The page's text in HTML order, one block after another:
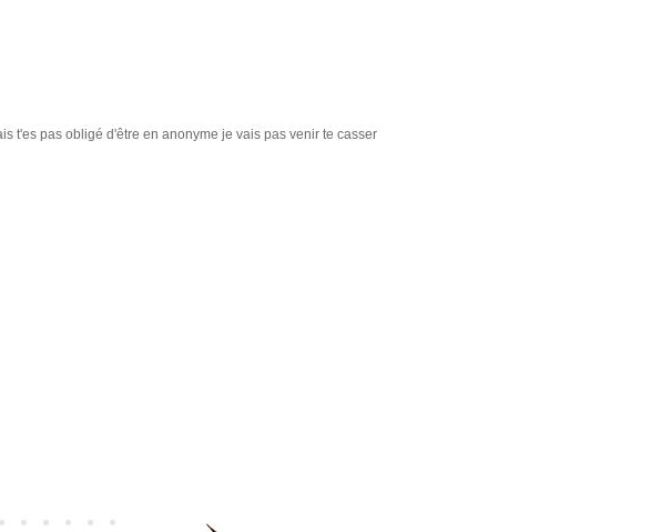
t'es pas obligé d'être en anonyme je vais pas venir te casser